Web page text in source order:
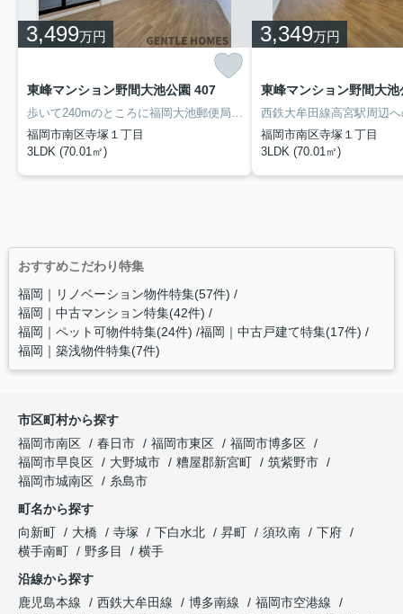
3,499万円
東峰マンション野間大池公園 407
福岡市南区寺塚１丁目
3LDK (70.01㎡)
3,349万円
東峰マンション野間大
福岡市南区寺塚１丁目
3LDK (70.01㎡)
おすすめこだわり特集
福岡｜リノベーション物件特集(57件)
福岡｜中古マンション特集(42件)
福岡｜ペット可物件特集(24件) 福岡｜中古戸建て特集(17件)
福岡｜築浅物件特集(7件)
市区町村から探す
福岡市南区
春日市 福岡市東区
福岡市博多区
福岡市早良区
大野城市 糟屋郡新宮町
筑紫野市
福岡市城南区
糸島市
町名から探す
向新町
大橋 寺塚 下白水北 昇町 須玖南
下府
横手南町
野多目
横手
沿線から探す
鹿児島本線
西鉄大牟田線 博多南線
福岡市空港線